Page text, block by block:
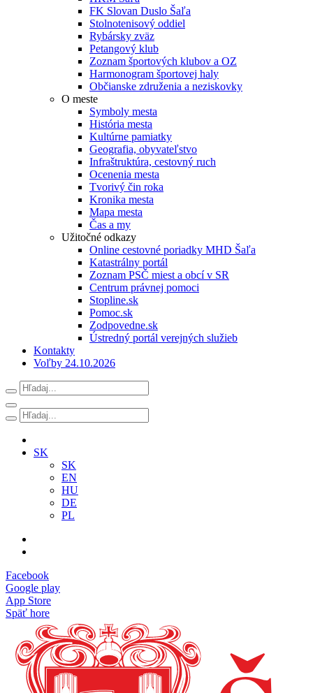
FK Slovan Duslo Šaľa
Stolnotenisový oddiel
Rybársky zväz
Petangový klub
Zoznam športových klubov a OZ
Harmonogram športovej haly
Občianske združenia a neziskovky
O meste
Symboly mesta
História mesta
Kultúrne pamiatky
Geografia, obyvateľstvo
Infraštruktúra, cestovný ruch
Ocenenia mesta
Tvorivý čin roka
Kronika mesta
Mapa mesta
Čas a my
Užitočné odkazy
Online cestovné poriadky MHD Šaľa
Katastrálny portál
Zoznam PSČ miest a obcí v SR
Centrum právnej pomoci
Stopline.sk
Pomoc.sk
Zodpovedne.sk
Ústredný portál verejných služieb
Kontakty
Voľby 24.10.2026
SK
SK
EN
HU
DE
PL
Facebook
Google play
App Store
Späť hore